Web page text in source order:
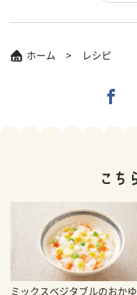
ホーム レシピ
ミックスベジタブルのおかゆ